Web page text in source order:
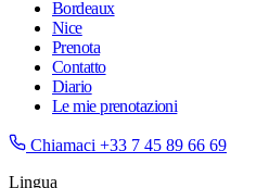
Bordeaux
Nice
Prenota
Contatto
Diario
Le mie prenotazioni
Chiamaci +33 7 45 89 66 69
Lingua